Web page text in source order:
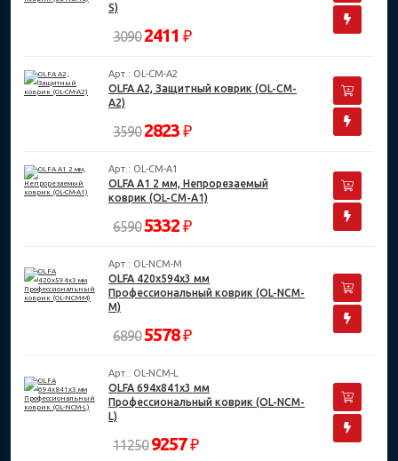
S)
3090 2411 ₽
Арт.: OL-CM-A2
OLFA А2, Защитный коврик (OL-CM-
A2)
3590 2823 ₽
Арт.: OL-CM-A1
OLFA А1 2 мм, Непрорезаемый
коврик (OL-CM-A1)
65905332 ₽
Арт.: OL-NCM-M
OLFA 420х594х3 мм
Профессиональный коврик (OL-NCM-
M)
68905578₽
Арт.: OL-NCM-L
OLFA 694х841х3 мм
Профессиональный коврик (OL-NCM-
L)
11250 9257₽